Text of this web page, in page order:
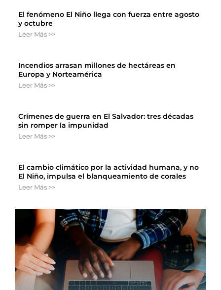
El fenómeno El Niño llega con fuerza entre agosto
y octubre
Leer Más >>
Incendios arrasan millones de hectáreas en
Europa y Norteamérica
Leer Más >>
Crímenes de guerra en El Salvador: tres décadas
sin romper la impunidad
Leer Más >>
El cambio climático por la actividad humana, y no
El Niño, impulsa el blanqueamiento de corales
Leer Más >>